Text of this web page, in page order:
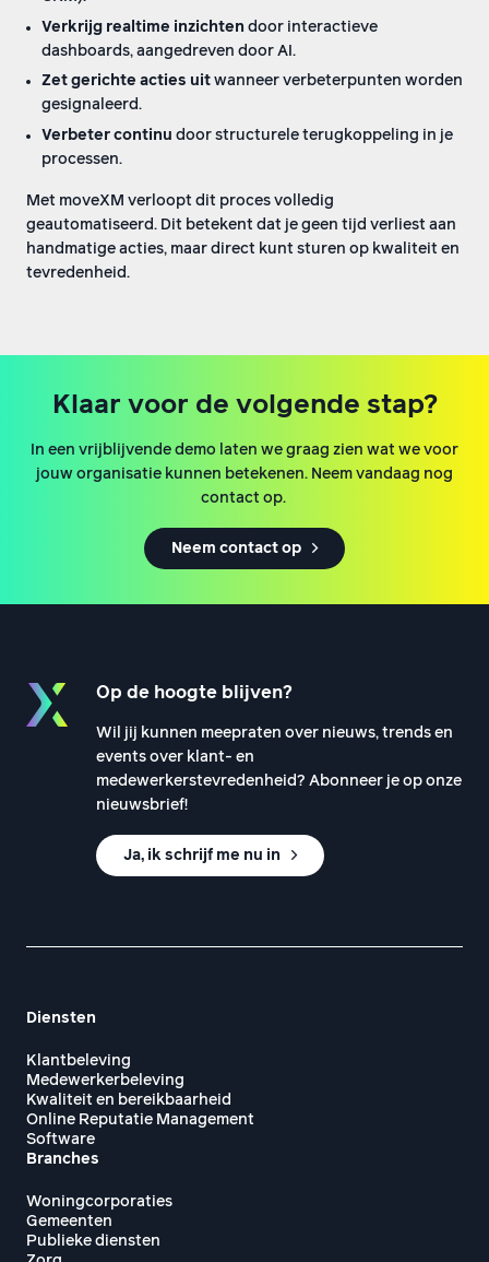
Verkrijg realtime inzichten door interactieve
dashboards, aangedreven door AI.
Zet gerichte acties uit wanneer verbeterpunten worden
gesignaleerd.
Verbeter continu door structurele terugkoppeling in je
processen.
Met moveXM verloopt dit proces volledig
geautomatiseerd. Dit betekent dat je geen tijd verliest aan
handmatige acties, maar direct kunt sturen op kwaliteit en
tevredenheid.
Klaar voor de volgende stap?
In een vrijblijvende demo laten we graag zien wat we voor
jouw organisatie kunnen betekenen. Neem vandaag nog
contact op.
Neem contact op
Op de hoogte blijven?
Wil jij kunnen meepraten over nieuws, trends en
events over klant- en
medewerkerstevredenheid? Abonneer je op onze
nieuwsbrief!
Ja, ik schrijf me nu in
Diensten
Klantbeleving
Medewerkerbeleving
Kwaliteit en bereikbaarheid
Online Reputatie Management
Software
Branches
Woningcorporaties
Gemeenten
Publieke diensten